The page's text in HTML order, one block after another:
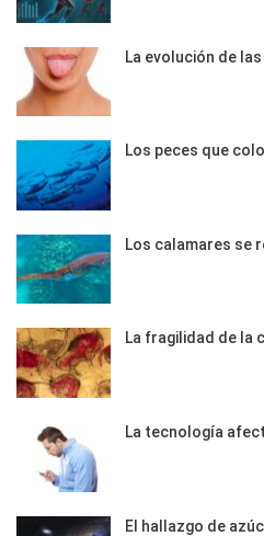
La evolución de
Los peces que
Los calamares se
La fragilidad de la
La tecnología
El hallazgo de